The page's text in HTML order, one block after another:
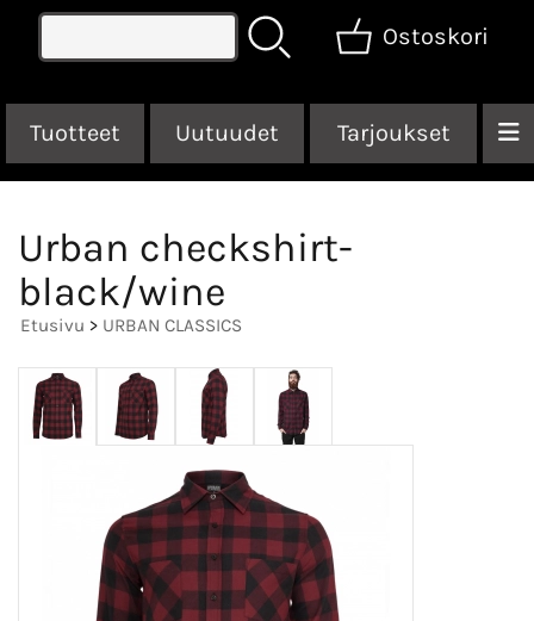
Ostoskori
Tuotteet Uutuudet Tarjoukset
Urban checkshirt-
black/wine
Etusivu > URBAN CLASSICS